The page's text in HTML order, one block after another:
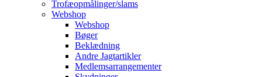
Trofæopmålinger/slams
Webshop
Webshop
Bøger
Beklædning
Andre Jagtartikler
Medlemsarrangementer